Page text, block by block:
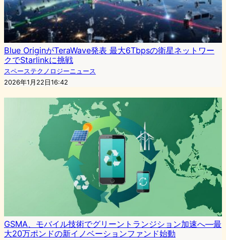
Blue OriginがTeraWave発表 最大6Tbpsの衛星ネットワー
クでStarlinkに挑戦
スペーステクノロジーニュース
2026年1月22日16:42
GSMA、モバイル技術でグリーントランジション加速へ—最
大20万ポンドの新イノベーションファンド始動